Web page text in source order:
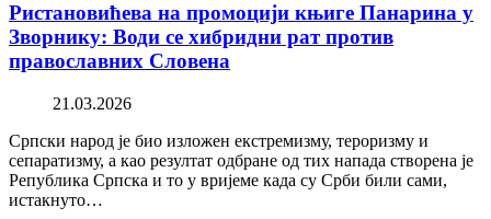
Ристановићева на промоцији књиге Панарина у
Зворнику: Води се хибридни рат против
православних Словена
21.03.2026
Српски народ је био изложен екстремизму, тероризму и
сепаратизму, а као резултат одбране од тих напада створена је
Република Српска и то у вријеме када су Срби били сами,
истакнуто…